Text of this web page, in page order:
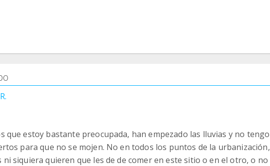
que estoy bastante preocupada, han empezado las lluvias y no tengo
para que no se mojen. No en todos los puntos de la urbanización,
ni siquiera quieren que les de de comer en este sitio o en el otro, o no